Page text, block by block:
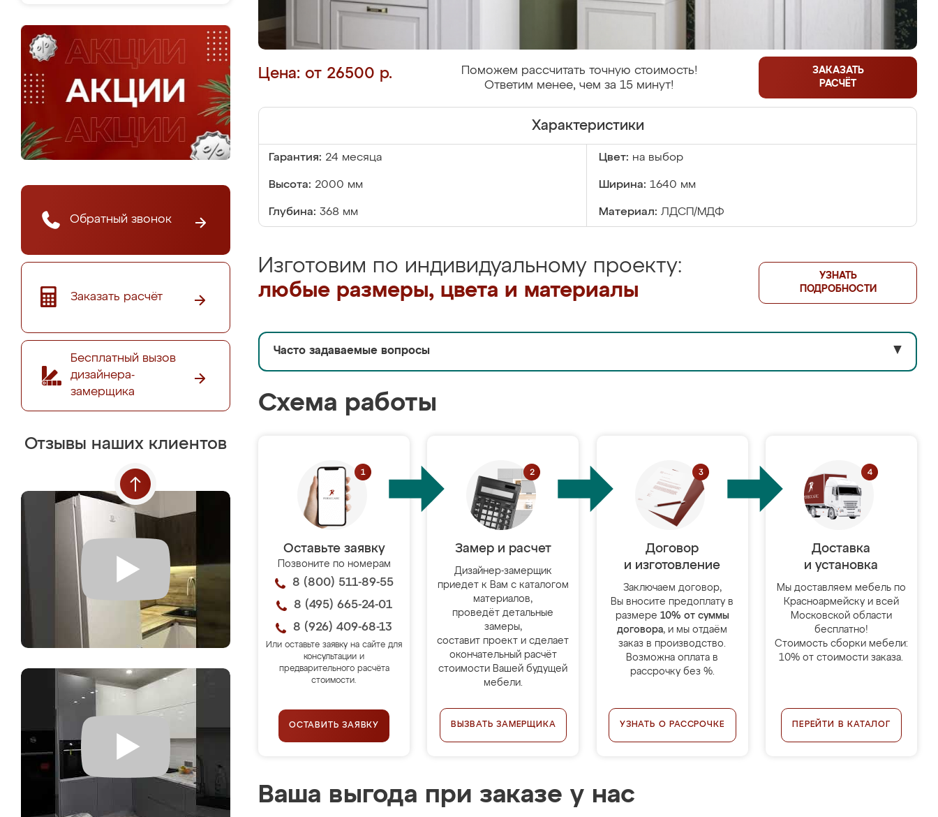
Обратный звонок
Заказать расчёт
Бесплатный вызов
дизайнера-
замерщика
Отзывы наших клиентов
Цена: от 26500 р.
Поможем рассчитать точную стоимость!
Ответим менее, чем за 15 минут!
ЗАКАЗАТЬ
РАСЧЁТ
Характеристики
Гарантия: 24 месяца Цвет: на выбор
Высота: 2000 мм Ширина: 1640 мм
Глубина: 368 мм Материал: ЛДСП/МДФ
Изготовим по индивидуальному проекту:
любые размеры, цвета и материалы
УЗНАТЬ
ПОДРОБНОСТИ
Часто задаваемые вопросы ▼
Схема работы
Оставьте заявку
Позвоните по номерам
8 (800) 511-89-55
8 (495) 665-24-01
8 (926) 409-68-13
Или оставьте заявку на сайте для
консультации и
предварительного расчёта
стоимости.
ОСТАВИТЬ ЗАЯВКУ
Замер и расчет
Дизайнер-замерщик
приедет к Вам с каталогом
материалов,
проведёт детальные
замеры,
составит проект и сделает
окончательный расчёт
стоимости Вашей будущей
мебели.
ВЫЗВАТЬ ЗАМЕРЩИКА
Договор
и изготовление
Заключаем договор,
Вы вносите предоплату в
размере 10% от суммы
договора, и мы отдаём
заказ в производство.
Возможна оплата в
рассрочку без %.
УЗНАТЬ О РАССРОЧКЕ
Доставка
и установка
Мы доставляем мебель по
Красноармейску и всей
Московской области
бесплатно!
Стоимость сборки мебели:
10% от стоимости заказа.
ПЕРЕЙТИ В КАТАЛОГ
Ваша выгода при заказе у нас